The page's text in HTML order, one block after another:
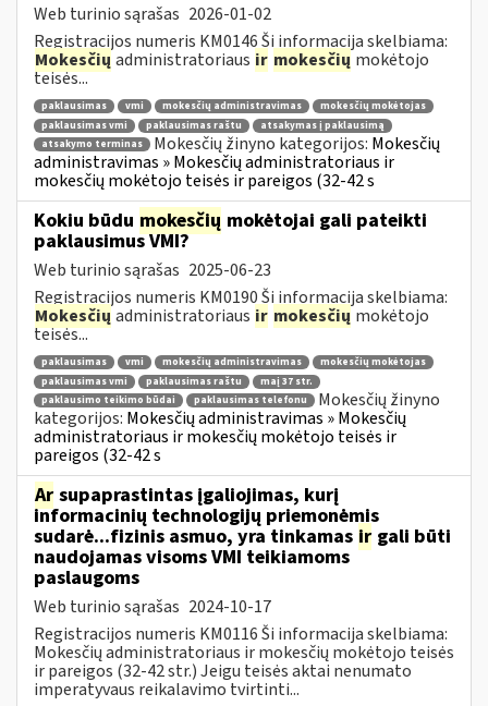
Web turinio sąrašas 2026-01-02
Registracijos numeris KM0146 Ši informacija skelbiama:
Mokesčių administratoriaus ir mokesčių mokėtojo
teisės...
paklausimas vmi mokesčių administravimas
mokesčių mokėtojas
paklausimas vmi
paklausimas raštu
atsakymas į paklausimą
atsakymo terminas
Mokesčių žinyno kategorijos: Mokesčių
administravimas » Mokesčių administratoriaus ir
mokesčių mokėtojo teisės ir pareigos (32-42 s
Kokiu būdu mokesčių mokėtojai gali pateikti
paklausimus VMI?
Web turinio sąrašas 2025-06-23
Registracijos numeris KM0190 Ši informacija skelbiama:
Mokesčių administratoriaus ir mokesčių mokėtojo
teisės...
paklausimas vmi mokesčių administravimas
mokesčių mokėtojas
paklausimas vmi
paklausimas raštu
maį 37 str.
paklausimo teikimo būdai
paklausimas telefonu
Mokesčių žinyno
kategorijos: Mokesčių administravimas » Mokesčių
administratoriaus ir mokesčių mokėtojo teisės ir
pareigos (32-42 s
Ar supaprastintas įgaliojimas, kurį
informacinių technologijų priemonėmis
sudarė...fizinis asmuo, yra tinkamas ir gali būti
naudojamas visoms VMI teikiamoms
paslaugoms
Web turinio sąrašas 2024-10-17
Registracijos numeris KM0116 Ši informacija skelbiama:
Mokesčių administratoriaus ir mokesčių mokėtojo teisės
ir pareigos (32-42 str.) Jeigu teisės aktai nenumato
imperatyvaus reikalavimo tvirtinti...